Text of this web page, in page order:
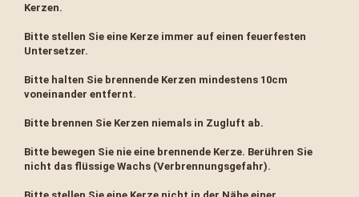
Kerzen.
Bitte stellen Sie eine Kerze immer auf einen feuerfesten
Untersetzer.
Bitte halten Sie brennende Kerzen mindestens 10cm
voneinander entfernt.
Bitte brennen Sie Kerzen niemals in Zugluft ab.
Bitte bewegen Sie nie eine brennende Kerze. Berühren Sie
nicht das flüssige Wachs (Verbrennungsgefahr).